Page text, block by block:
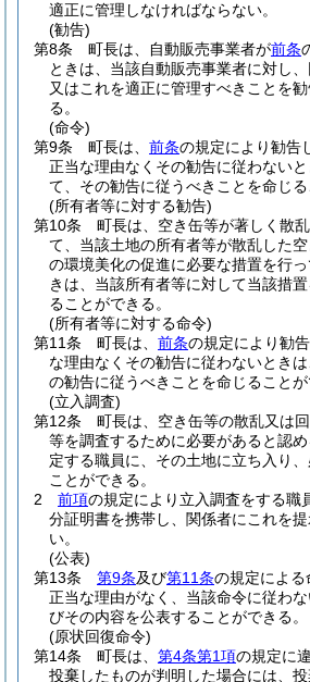
適正に管理しなければならない。
(勧告)
第8条
町長は、自動販売事業者が前条
ときは、当該自動販売事業者に対し、
又はこれを適正に管理すべきことを
る。
(命令)
第9条
町長は、 前条の規定により勧告
正当な理由なくその勧告に従わない
て、その勧告に従うべきことを命じる
(所有者等に対する勧告)
第10条
町長は、空き缶等が著しく散
て、当該土地の所有者等が散乱した
の環境美化の促進に必要な措置を行
きは、当該所有者等に対して当該措
ることができる。
(所有者等に対する命令)
第11条
町長は、 前条の規定により勧
な理由なくその勧告に従わないとき
の勧告に従うべきことを命じることが
(立入調査)
第12条
町長は、空き缶等の散乱又は
等を調査するために必要があると認
定する職員に、その土地に立ち入り
ことができる。
2
前項の規定により立入調査をする職
分証明書を携帯し、関係者にこれを
い。
(公表)
第13条
第9条及び第11条の規定による
正当な理由がなく、当該命令に従わ
びその内容を公表することができる。
(原状回復命令)
第14条
町長は、 第4条第1項の規定に
投棄したものが判明した場合には、